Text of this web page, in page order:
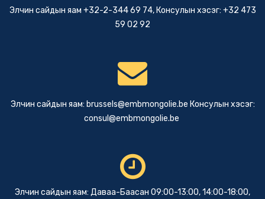
Элчин сайдын яам +32-2-344 69 74, Консулын хэсэг: +32 473
59 02 92
Элчин сайдын яам: brussels@embmongolie.be Консулын хэсэг:
consul@embmongolie.be
Элчин сайдын яам: Даваа-Баасан 09:00-13:00, 14:00-18:00,